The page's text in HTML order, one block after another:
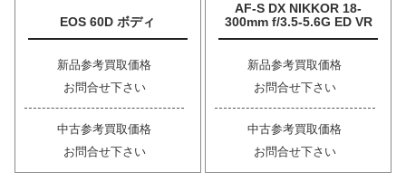
EOS 60D ボディ
新品参考買取価格
お問合せ下さい
中古参考買取価格
お問合せ下さい
AF-S DX NIKKOR 18-
300mm f/3.5-5.6G ED VR
新品参考買取価格
お問合せ下さい
中古参考買取価格
お問合せ下さい